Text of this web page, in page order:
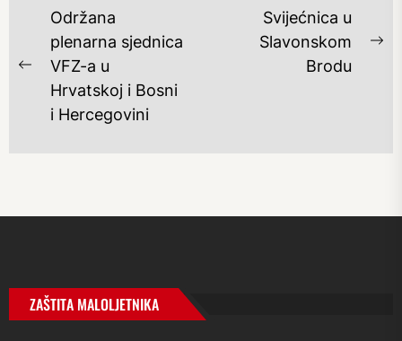
NAVIGACIJA
OBJAVA
Previous
post:
Održana
plenarna sjednica
VFZ-a u
Hrvatskoj i Bosni
i Hercegovini
Svijećnica u
Slavonskom
Brodu
ZAŠTITA MALOLJETNIKA